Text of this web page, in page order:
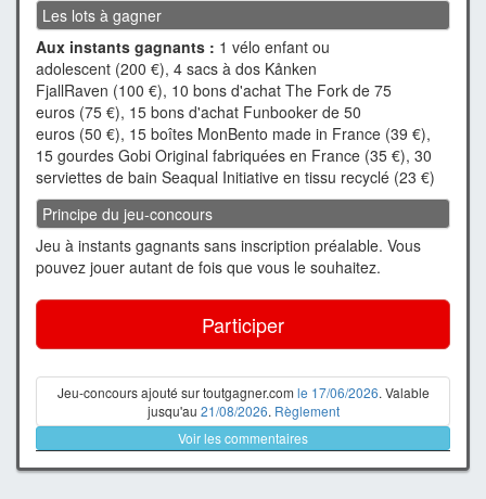
Les lots à gagner
Aux instants gagnants : 1 vélo enfant ou
adolescent (200 €), 4 sacs à dos Kånken
FjallRaven (100 €), 10 bons d'achat The Fork de 75
euros (75 €), 15 bons d'achat Funbooker de 50
euros (50 €), 15 boîtes MonBento made in France (39 €),
15 gourdes Gobi Original fabriquées en France (35 €), 30
serviettes de bain Seaqual Initiative en tissu recyclé (23 €)
Principe du jeu-concours
Jeu à instants gagnants sans inscription préalable. Vous
pouvez jouer autant de fois que vous le souhaitez.
Participer
Jeu-concours ajouté sur toutgagner.com le 17/06/2026. Valable
jusqu'au 21/08/2026. Règlement
Voir les commentaires